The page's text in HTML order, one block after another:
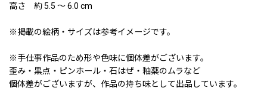
高さ 約 5.5 〜 6.0 cm
※掲載の絵柄・サイズは参考イメージです。
※手仕事作品のため形や色味に個体差がございます。
歪み・黒点・ピンホール・石はぜ・釉薬のムラなど
個体差がございますが、作品の持ち味として出品しています。